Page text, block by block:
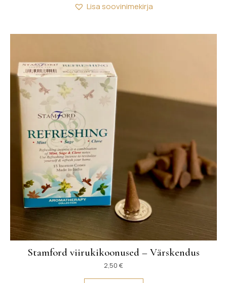
Lisa soovinimekirja
Stamford viirukikoonused – Värskendus
2,50 €